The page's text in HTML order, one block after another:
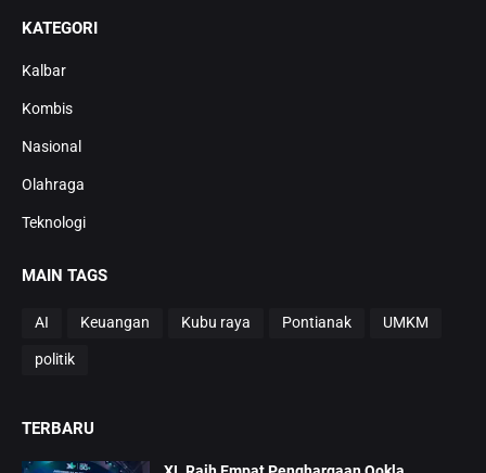
KATEGORI
Kalbar
Kombis
Nasional
Olahraga
Teknologi
MAIN TAGS
AI Keuangan Kubu raya Pontianak UMKM
politik
TERBARU